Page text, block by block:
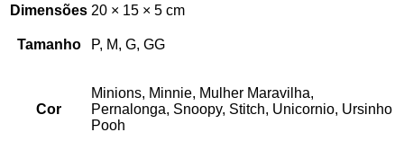
Dimensões 20 × 15 × 5 cm
Tamanho P, M, G, GG
Cor
Minions, Minnie, Mulher Maravilha,
Pernalonga, Snoopy, Stitch, Unicornio, Ursinho
Pooh